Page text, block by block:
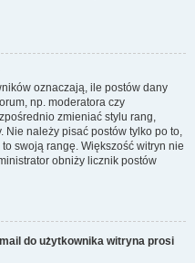
oznaczają, ile postów dany
np. moderatora czy
zmieniać stylu rang,
Nie należy pisać postów tylko po to,
swoją rangę. Większość witryn nie
obniży licznik postów
do użytkownika witryna prosi